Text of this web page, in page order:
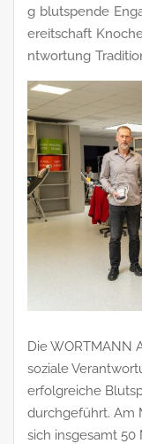
g blutspende
ereitschaft
ntwortung
Die WORTMANN
soziale
erfolgreiche
durchgeführt. Am
sich insgesamt